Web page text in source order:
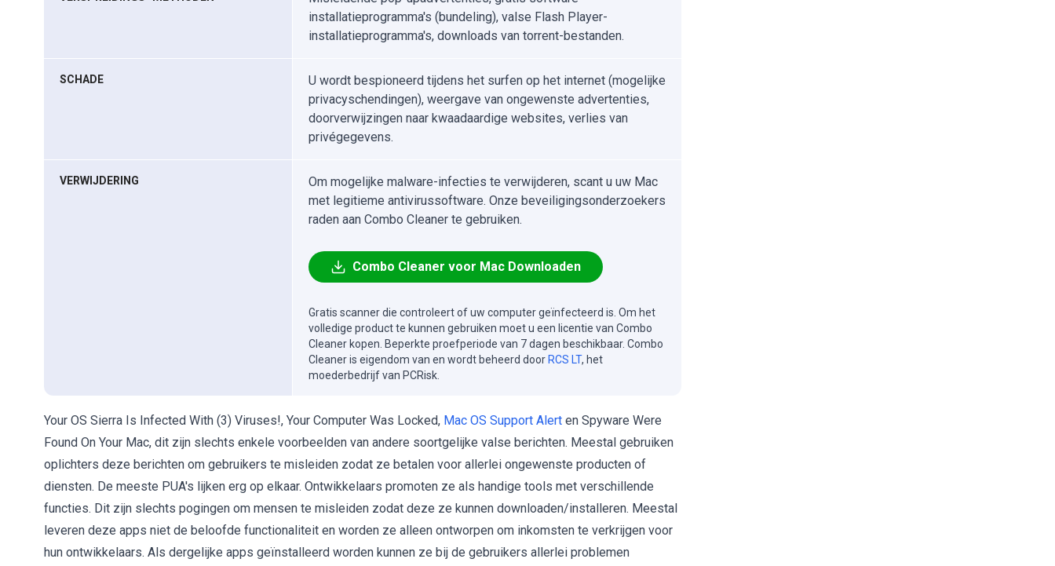
installatieprogramma's (bundeling), valse Flash Player-
installatieprogramma's, downloads van torrent-bestanden.
SCHADE
U wordt bespioneerd tijdens het surfen op het internet (mogelijke
privacyschendingen), weergave van ongewenste advertenties,
doorverwijzingen naar kwaadaardige websites, verlies van
privégegevens.
VERWIJDERING
Om mogelijke malware-infecties te verwijderen, scant u uw Mac
met legitieme antivirussoftware. Onze beveiligingsonderzoekers
raden aan Combo Cleaner te gebruiken.
Combo Cleaner voor Mac Downloaden
Gratis scanner die controleert of uw computer geïnfecteerd is. Om het
volledige product te kunnen gebruiken moet u een licentie van Combo
Cleaner kopen. Beperkte proefperiode van 7 dagen beschikbaar. Combo
Cleaner is eigendom van en wordt beheerd door RCS LT, het
moederbedrijf van PCRisk.
Your OS Sierra Is Infected With (3) Viruses!, Your Computer Was Locked, Mac OS Support Alert en Spyware Were
Found On Your Mac, dit zijn slechts enkele voorbeelden van andere soortgelijke valse berichten. Meestal gebruiken
oplichters deze berichten om gebruikers te misleiden zodat ze betalen voor allerlei ongewenste producten of
diensten. De meeste PUA's lijken erg op elkaar. Ontwikkelaars promoten ze als handige tools met verschillende
functies. Dit zijn slechts pogingen om mensen te misleiden zodat deze ze kunnen downloaden/installeren. Meestal
leveren deze apps niet de beloofde functionaliteit en worden ze alleen ontworpen om inkomsten te verkrijgen voor
hun ontwikkelaars. Als dergelijke apps geïnstalleerd worden kunnen ze bij de gebruikers allerlei problemen